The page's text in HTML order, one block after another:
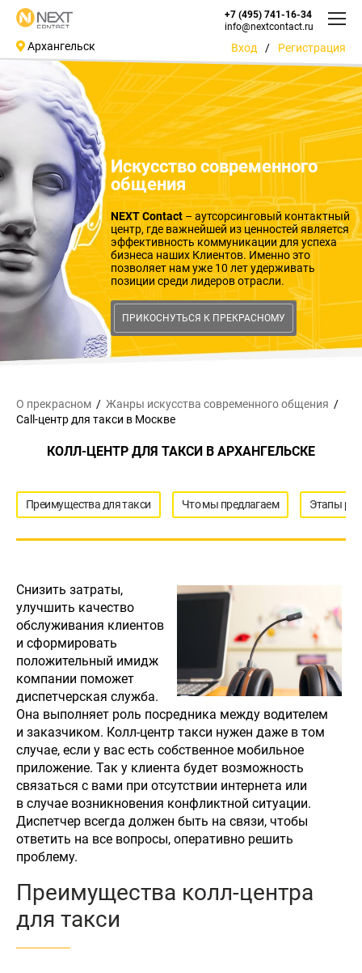
Искусство современного
общения
NEXT Contact– аутсорсинговый контактный
центр, где важнейшей из ценностей является
эффективность коммуникации для успеха
бизнеса наших Клиентов. Именно это
позволяет нам уже 10 лет удерживать
позиции среди лидеров отрасли.
ПРИКОСНУТЬСЯ К ПРЕКРАСНОМУ
+7 (495) 741-16-34
info@nextcontact.ru
Вход / Регистрация
Архангельск
О прекрасном Жанры искусства современного общения
Call-центр для такси в Москве
КОЛЛ-ЦЕНТР ДЛЯ ТАКСИ В АРХАНГЕЛЬСКЕ
Преимущества для такси Что мы предлагаем Этапы
Снизить затраты,
улучшить качество
обслуживания клиентов
и сформировать
положительный имидж
компании поможет
диспетчерская служба.
Она выполняет роль посредника между водителем
и заказчиком. Колл-центр такси нужен даже в том
случае, если у вас есть собственное мобильное
приложение. Так у клиента будет возможность
связаться с вами при отсутствии интернета или
в случае возникновения конфликтной ситуации.
Диспетчер всегда должен быть на связи, чтобы
ответить на все вопросы, оперативно решить
проблему.
Преимущества колл-центра
для такси